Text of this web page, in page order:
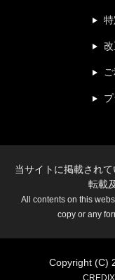
当サイトに掲載され
転載
All contents on this
copy or any
Copyright (C)